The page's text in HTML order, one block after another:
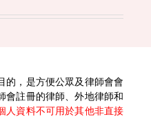
的，是方便公眾及律師會會
會註冊的律師、外地律師和
人資料不可用於其他非直接